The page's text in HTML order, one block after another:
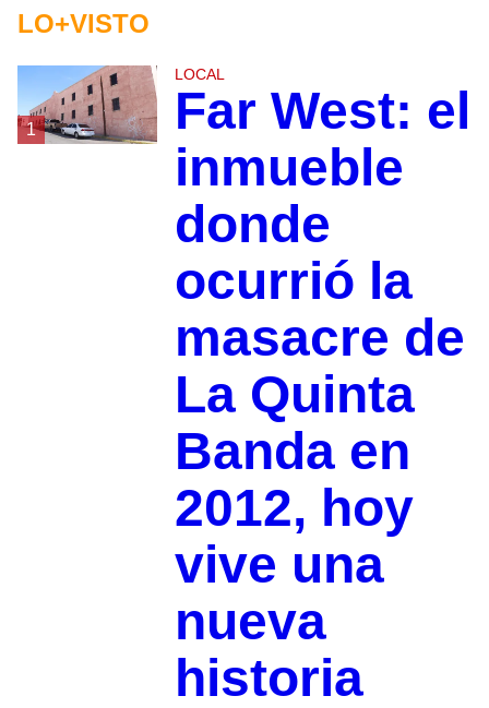
LO+VISTO
1
LOCAL
Far West: el
inmueble
donde
ocurrió la
masacre de
La Quinta
Banda en
2012, hoy
vive una
nueva
historia